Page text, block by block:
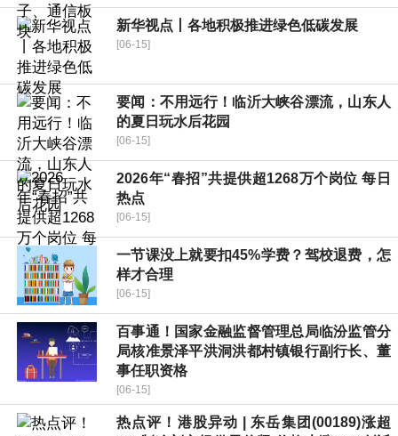
新华视点丨各地积极推进绿色低碳发展
[06-15]
要闻：不用远行！临沂大峡谷漂流，山东人
的夏日玩水后花园
[06-15]
2026年“春招”共提供超1268万个岗位 每日
热点
[06-15]
一节课没上就要扣45%学费？驾校退费，怎
样才合理
[06-15]
百事通！国家金融监督管理总局临汾监管分
局核准景泽平洪洞洪都村镇银行副行长、董
事任职资格
[06-15]
热点评！港股异动 | 东岳集团(00189)涨超